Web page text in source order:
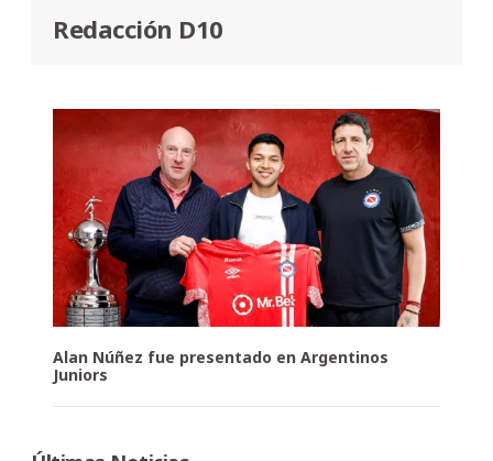
Redacción D10
Alan Núñez fue presentado en Argentinos
Juniors